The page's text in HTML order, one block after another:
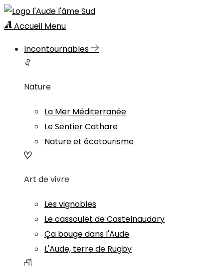
Accueil Menu
Incontournables
Nature
La Mer Méditerranée
Le Sentier Cathare
Nature et écotourisme
Art de vivre
Les vignobles
Le cassoulet de Castelnaudary
Ça bouge dans l'Aude
L'Aude, terre de Rugby